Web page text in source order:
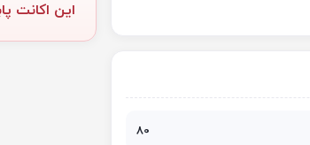
80
این اکانت